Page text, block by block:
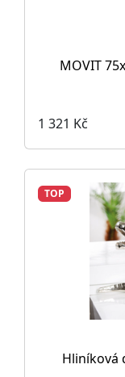
MOVIT
1 321 Kč
TOP
Hliníková